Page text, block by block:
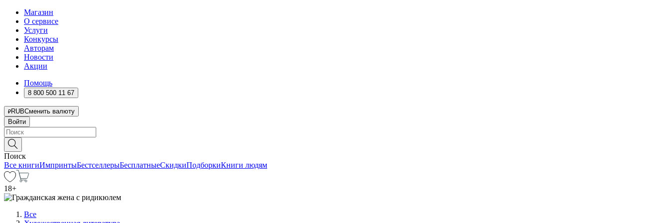
Магазин
О сервисе
Услуги
Конкурсы
Авторам
Новости
Акции
Помощь
8 800 500 11 67
RUBСменить валюту
Войти
Поиск
Все книгиИмпринтыБестселлерыБесплатныеСкидкиПодборкиКниги людям
18+
Все